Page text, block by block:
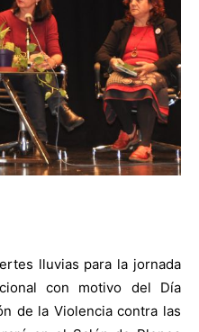
lluvias para la jornada
con motivo del Día
de la Violencia contra las